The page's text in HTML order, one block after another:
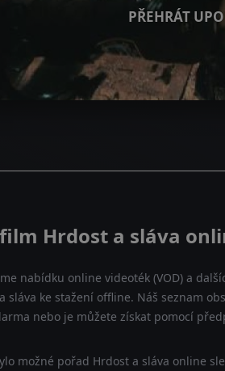
PŘEHRÁT
Hrdost a sláva
nabídku online videoték (VOD) a
ke stažení offline. Náš seznam
nebo je můžete získat pomocí
možné pořad Hrdost a sláva online